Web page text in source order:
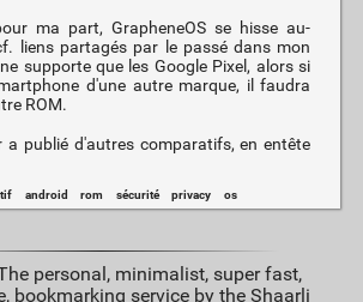
ma part, GrapheneOS se hisse au-
liens partagés par le passé dans mon
supporte que les Google Pixel, alors si
d'une autre marque, il faudra
ROM.
a publié d'autres comparatifs, en entête
android rom sécurité privacy os
personal, minimalist, super fast,
bookmarking service by the Shaarli